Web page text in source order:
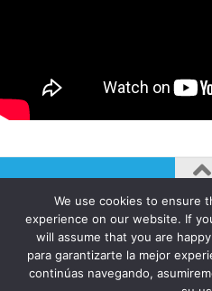
AUTOGIRO/el giro del arte
Rights
Funciona con -
We use cookies to ensure
experience on our website. If
will assume that you are
para garantizarte la mejor
continúas navegando,